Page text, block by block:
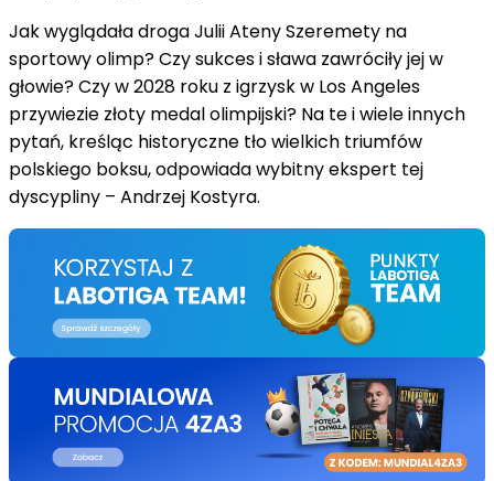
Jak wyglądała droga Julii Ateny Szeremety na
sportowy olimp? Czy sukces i sława zawróciły jej w
głowie? Czy w 2028 roku z igrzysk w Los Angeles
przywiezie złoty medal olimpijski? Na te i wiele innych
pytań, kreśląc historyczne tło wielkich triumfów
polskiego boksu, odpowiada wybitny ekspert tej
dyscypliny – Andrzej Kostyra.